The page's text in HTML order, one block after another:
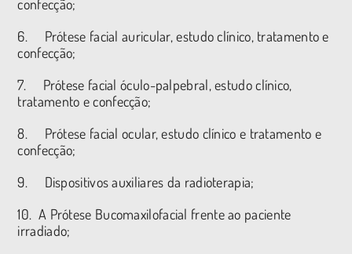
confecção;
6. Prótese facial auricular, estudo clínico, tratamento e
confecção;
7. Prótese facial óculo-palpebral, estudo clínico,
tratamento e confecção;
8. Prótese facial ocular, estudo clínico e tratamento e
confecção;
9. Dispositivos auxiliares da radioterapia;
10. A Prótese Bucomaxilofacial frente ao paciente
irradiado;